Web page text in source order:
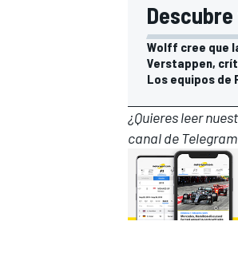
Wolff cree que
Verstappen,
Los equipos de
¿Quieres leer
canal de Telegram